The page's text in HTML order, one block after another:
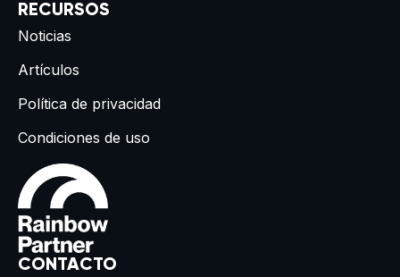
RECURSOS
Noticias
Artículos
Política de privacidad
Condiciones de uso
CONTACTO